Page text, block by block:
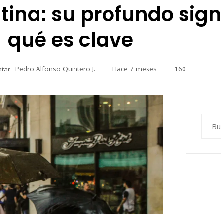
su profundo
qué es clave
Pedro Alfonso Quintero J. Hace 7 meses 160